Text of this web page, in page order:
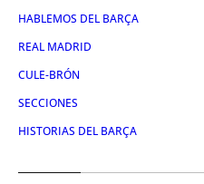
HABLEMOS DEL BARÇA
REAL MADRID
CULE-BRÓN
SECCIONES
HISTORIAS DEL BARÇA